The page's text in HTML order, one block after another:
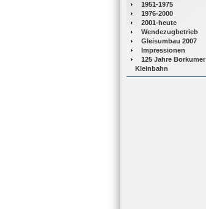
1951-1975
1976-2000
2001-heute
Wendezugbetrieb
Gleisumbau 2007
Impressionen
125 Jahre Borkumer
Kleinbahn